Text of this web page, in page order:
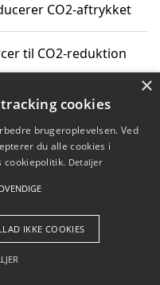
CO2-aftrykket
til CO2-reduktion
reducere CO2-udslip
Aps
Betingelser
×
cookies
brugeroplevelsen. Ved
du alle cookies i
cookiepolitik. Detaljer
IKKE COOKIES